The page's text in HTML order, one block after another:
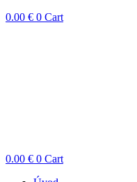
0.00 € 0 Cart
0.00 € 0 Cart